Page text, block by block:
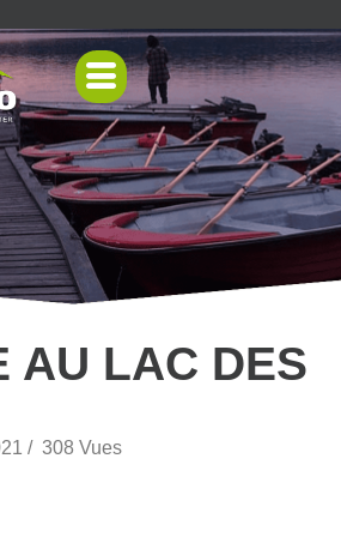
AU LAC DES
/ 308 Vues